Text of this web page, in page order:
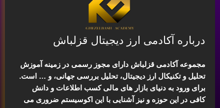
درباره آکادمی ارز دیجیتال قزلباش
مجموعه آکادمی قزلباش دارای مجوز رسمی در زمینه آموزش
تحلیل و تکنیکال ارز دیجیتال، تحلیل بررسی جهانی، و … است.
برای ورود به دنیای بازار های مالی کسب اطلاعات و دانش
کافی در این حوزه و نیز آشنایی با این اکوسیستم ضروری می